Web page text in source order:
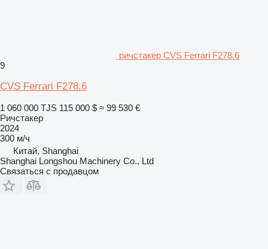
ричстакер CVS Ferrari F278.6
9
CVS Ferrari F278.6
1 060 000 TJS 115 000 $ ≈ 99 530 €
Ричстакер
2024
300 м/ч
Китай, Shanghai
Shanghai Longshou Machinery Co., Ltd
Связаться с продавцом